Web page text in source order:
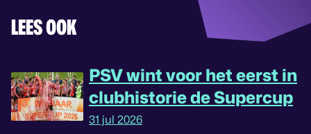
LEES OOK
PSV wint voor het eerst in
clubhistorie de Supercup
31 jul 2026